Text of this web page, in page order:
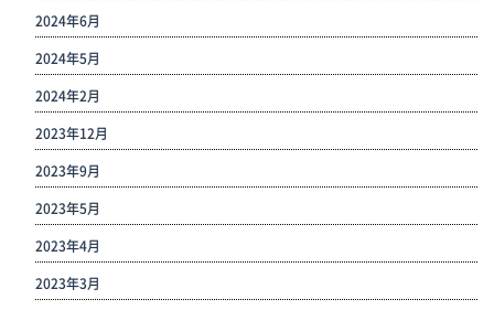
2024年6月
2024年5月
2024年2月
2023年12月
2023年9月
2023年5月
2023年4月
2023年3月